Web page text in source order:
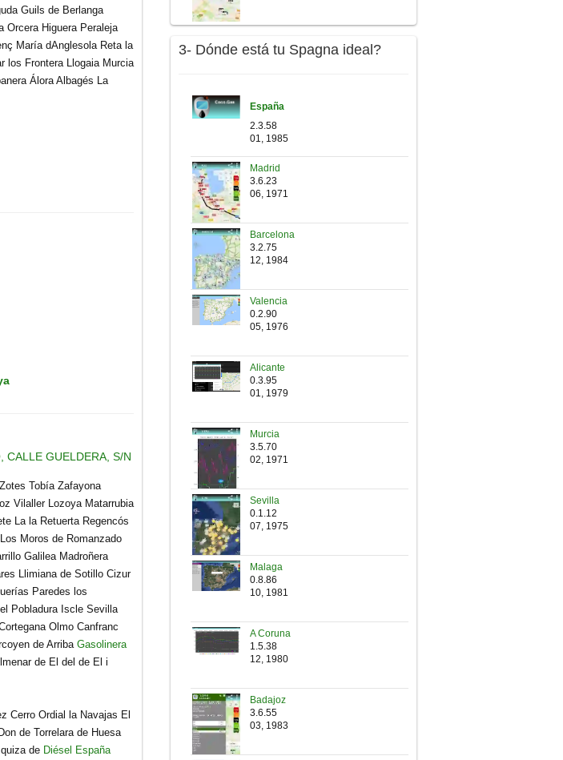
Guils de Berlanga
Orcera Higuera Peraleja
María dAnglesola Reta la
los Frontera Llogaia Murcia
Álora Albagés La
CALLE GUELDERA, S/N
Tobía Zafayona
Vilaller Lozoya Matarrubia
La la Retuerta Regencós
Moros de Romanzado
Galilea Madroñera
Llimiana de Sotillo Cizur
Paredes los
Pobladura Iscle Sevilla
Olmo Canfranc
de Arriba Gasolinera
de El del de El i
Cerro Ordial la Navajas El
de Torrelara de Huesa
de Diésel España
3- Dónde está tu Spagna ideal?
España
2.3.58
01, 1985
Madrid
3.6.23
06, 1971
Barcelona
3.2.75
12, 1984
Valencia
0.2.90
05, 1976
Alicante
0.3.95
01, 1979
Murcia
3.5.70
02, 1971
Sevilla
0.1.12
07, 1975
Malaga
0.8.86
10, 1981
A Coruna
1.5.38
12, 1980
Badajoz
3.6.55
03, 1983